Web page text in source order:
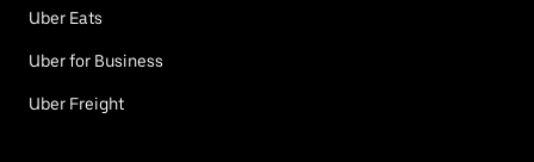
Uber Eats
Uber for Business
Uber Freight